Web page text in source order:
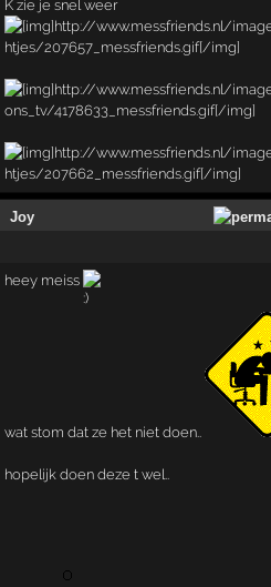
K zie je snel weer
Joy
heey meiss
wat stom dat ze het niet doen..
hopelijk doen deze t wel..